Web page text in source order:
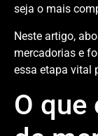
seja o mais
Neste artigo,
mercadorias e
essa etapa vital
O que